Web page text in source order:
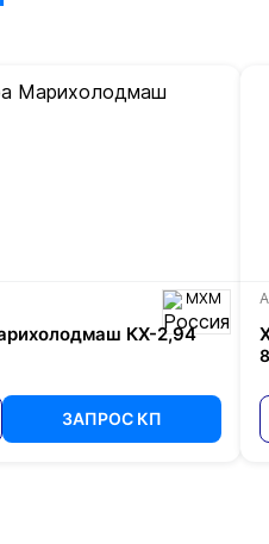
МХМ
КХ-2,94
ЗАПРОС КП